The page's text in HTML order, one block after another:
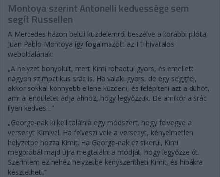
Montoya szerint Antonelli kedvessége sem
segít Russellen
A Mercedes házon belüli küzdelemről beszélve a korábbi pilóta,
Juan Pablo Montoya így fogalmazott az F1 hivatalos
weboldalának:
„A helyzet bonyolult, mert Kimi rohadtul gyors, és emellett
nagyon szimpatikus srác is. Ha valaki gyors, de egy seggfej,
akkor sokkal könnyebb ellene küzdeni, és felépíteni azt a dühöt,
ami a lendületet adja ahhoz, hogy legyőzzük. De amikor a srác
ilyen kedves…”
„George-nak ki kell találnia egy módszert, hogy felvegye a
versenyt Kimivel. Ha felveszi vele a versenyt, kényelmetlen
helyzetbe hozza Kimit. Ha George-nak ez sikerül, Kimi
megpróbál majd újra megtalálni a módját, hogy legyőzze őt.
Szerintem ez nehéz helyzetbe kényszerítheti Kimit, és hibákra
késztetheti.”